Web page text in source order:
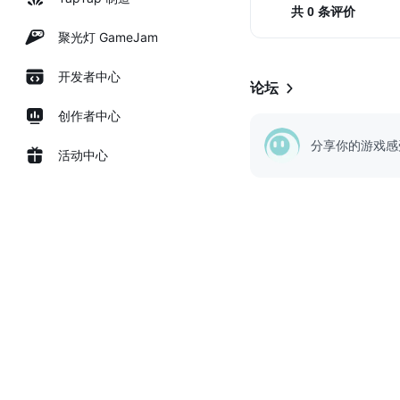
聚光灯 GameJam
开发者中心
创作者中心
活动中心
共 0 条评价
论坛
分享你的游戏